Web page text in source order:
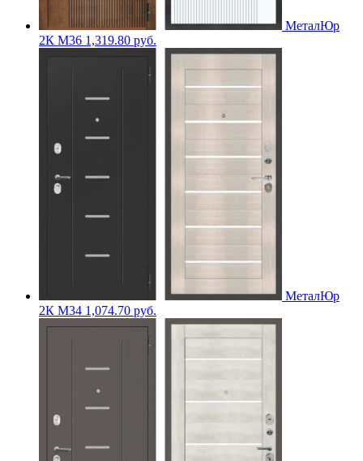
МеталЮр
2К M36 1,319.80 руб.
МеталЮр
2К M34 1,074.70 руб.